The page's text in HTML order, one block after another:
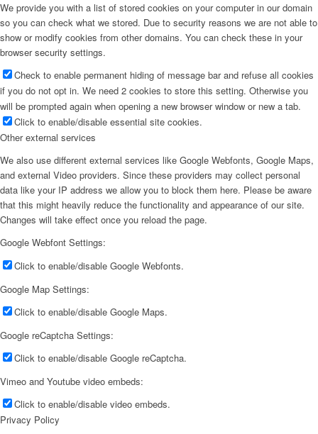
We provide you with a list of stored cookies on your computer in our domain
so you can check what we stored. Due to security reasons we are not able to
show or modify cookies from other domains. You can check these in your
browser security settings.
Check to enable permanent hiding of message bar and refuse all cookies
if you do not opt in. We need 2 cookies to store this setting. Otherwise you
will be prompted again when opening a new browser window or new a tab.
Click to enable/disable essential site cookies.
Other external services
We also use different external services like Google Webfonts, Google Maps,
and external Video providers. Since these providers may collect personal
data like your IP address we allow you to block them here. Please be aware
that this might heavily reduce the functionality and appearance of our site.
Changes will take effect once you reload the page.
Google Webfont Settings:
Click to enable/disable Google Webfonts.
Google Map Settings:
Click to enable/disable Google Maps.
Google reCaptcha Settings:
Click to enable/disable Google reCaptcha.
Vimeo and Youtube video embeds:
Click to enable/disable video embeds.
Privacy Policy